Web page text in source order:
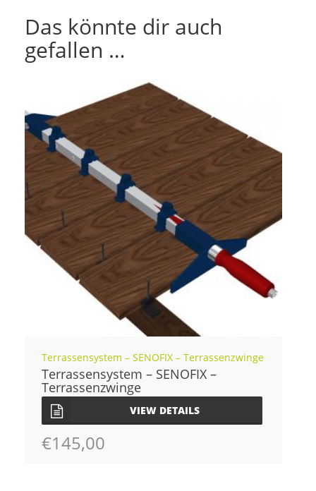
Das könnte dir auch
gefallen …
Terrassensystem – SENOFIX – Terrassenzwinge
Terrassensystem – SENOFIX –
Terrassenzwinge
VIEW DETAILS
€145,00